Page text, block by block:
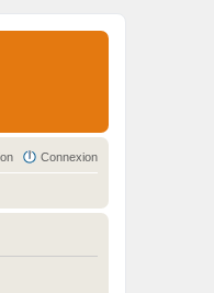
Connexion